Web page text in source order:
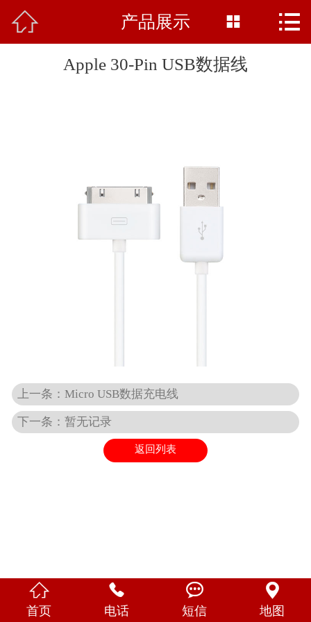
网站首页
公司简介
在线留言
 产品展示  
Apple 30-Pin USB数据线
上一条：Micro USB数据充电线
下一条：暂无记录
返回列表

首页

电话

短信

地图